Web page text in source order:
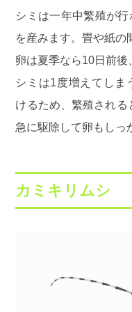
シミは一年中繁殖が
を産みます。畳や紙の
卵は夏季なら10日前後
シミは1度増えてしま
けるため、繁殖され
急に駆除して卵もしっ
カミキリムシ